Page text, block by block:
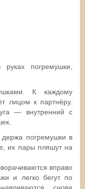
погремушки,
К каждому
лицом к партнёру.
— внутренний с
погремушки в
их пары пляшут на
вправо
и легко бегут по
снова